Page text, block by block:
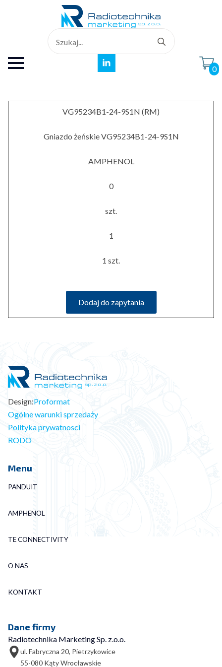
for:
0
VG95234B1-24-9S1N (RM)
Gniazdo żeńskie VG95234B1-24-9S1N
AMPHENOL
0
szt.
1
1 szt.
Dodaj do zapytania
Design:Proformat
Ogólne warunki sprzedaży
Polityka prywatnosci
RODO
Menu
PANDUIT
AMPHENOL
TE CONNECTIVITY
O NAS
KONTAKT
Dane firmy
Radiotechnika Marketing Sp. z.o.o.
ul. Fabryczna 20, Pietrzykowice
55-080 Kąty Wrocławskie